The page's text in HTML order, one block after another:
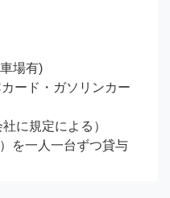
場有)
ード・ガソリンカー
に規定による）
を一人一台ずつ貸与